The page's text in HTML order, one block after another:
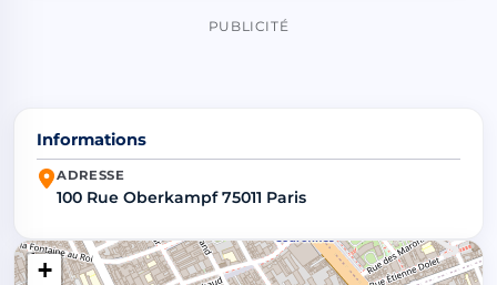
PUBLICITÉ
Informations
ADRESSE
100 Rue Oberkampf 75011 Paris
+